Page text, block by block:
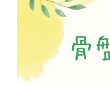
感染症対策